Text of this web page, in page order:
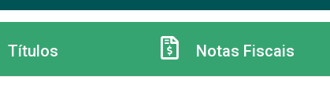
Títulos Notas Fiscais